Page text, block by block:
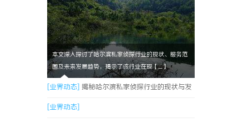
本文深入探讨了哈尔滨私家侦探行业的现状、服务范
围及未来发展趋势，揭示了该行业在现【....】
[业界动态] 揭秘哈尔滨私家侦探行业的现状与发
展趋势
[业界动态]